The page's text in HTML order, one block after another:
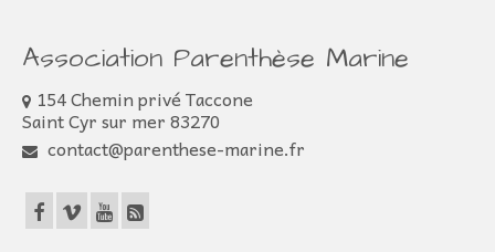
Association Parenthèse Marine
154 Chemin privé Taccone
Saint Cyr sur mer 83270
contact@parenthese-marine.fr